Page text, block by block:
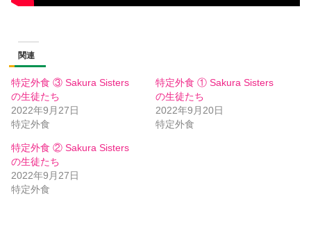
関連
特定外食 ③ Sakura Sisters
の生徒たち
2022年9月27日
特定外食
特定外食 ① Sakura Sisters
の生徒たち
2022年9月20日
特定外食
特定外食 ② Sakura Sisters
の生徒たち
2022年9月27日
特定外食